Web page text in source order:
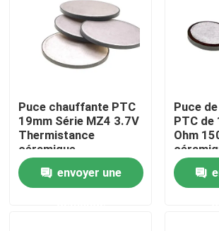
À la maison
Produits
Puce chauffante PTC
19mm Série MZ4 3.7V
Thermistance
céramique
envoyer une
Puce
PTC de
Ohm